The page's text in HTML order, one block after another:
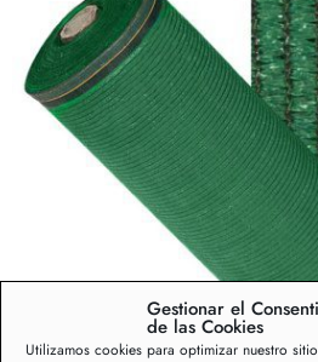
Gestionar el
de las Cookies
Utilizamos cookies para optimizar nuestro